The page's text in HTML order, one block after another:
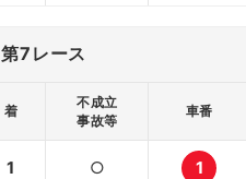
第7レース
着
不成立
事故等
車番
1 ○ 1